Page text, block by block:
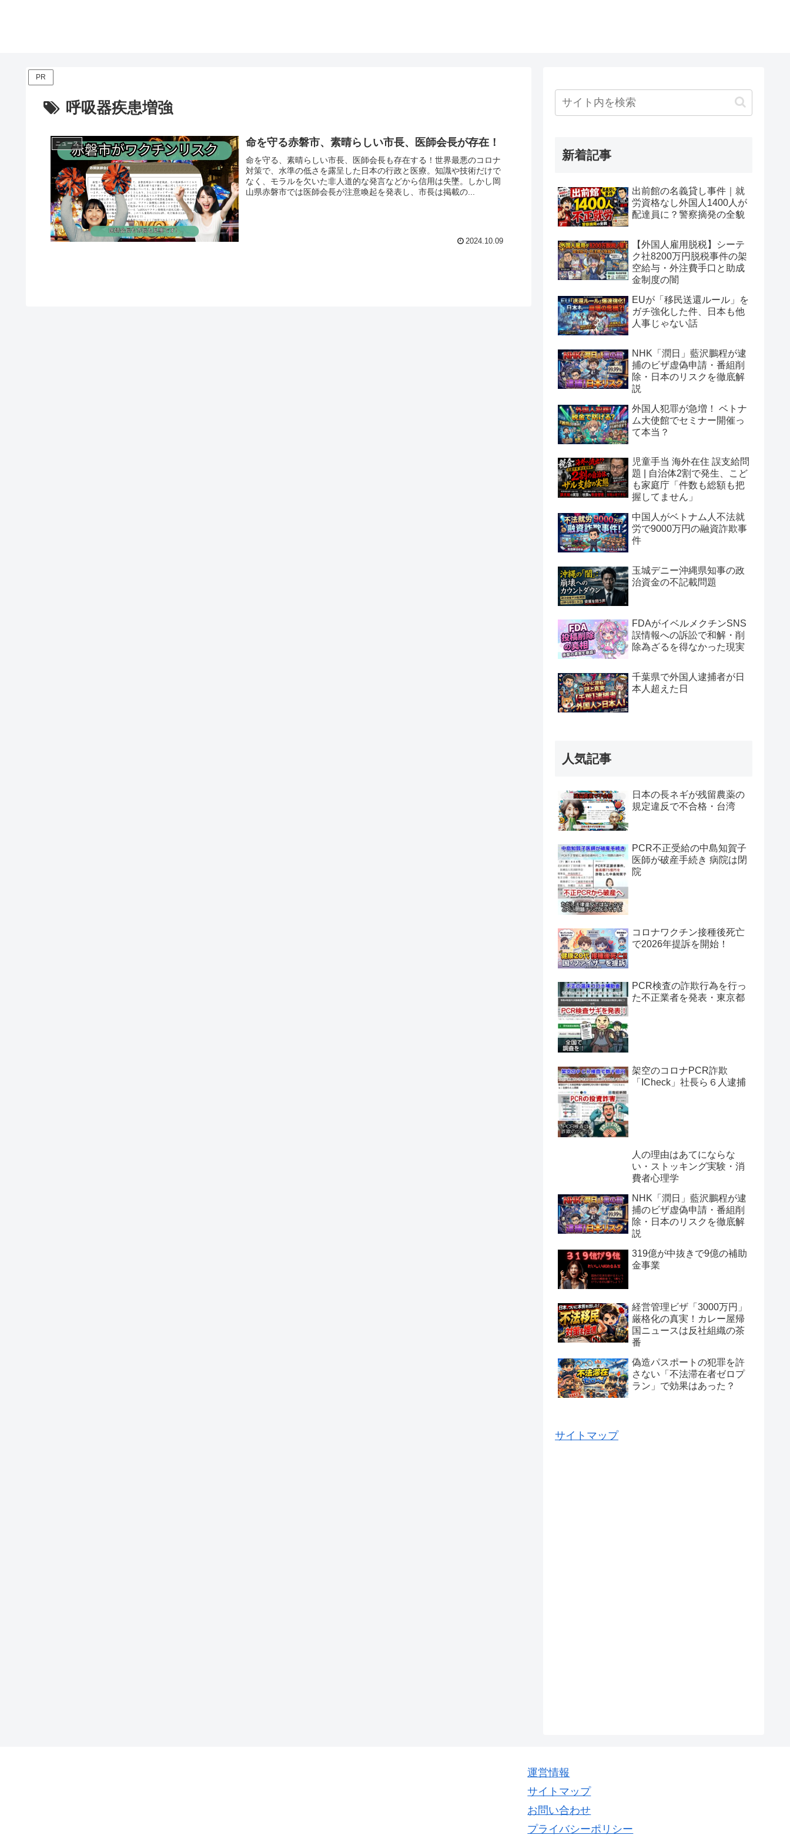
PR
呼吸器疾患増強
ニュース 命を守る赤磐市、素晴らしい市長、医師会長が存在！
命を守る、素晴らしい市長、医師会長も存在する！世界最悪のコロナ
対策で、水準の低さを露呈した日本の行政と医療。知識や技術だけで
なく、モラルを欠いた非人道的な発言などから信用は失墜。しかし岡
山県赤磐市では医師会長が注意喚起を発表し、市長は掲載の...
2024.10.09
新着記事
出前館の名義貸し事件｜就
労資格なし外国人1400人が
配達員に？警察摘発の全貌
【外国人雇用脱税】シーテ
ク社8200万円脱税事件の架
空給与・外注費手口と助成
金制度の闇
EUが「移民送還ルール」を
ガチ強化した件、日本も他
人事じゃない話
NHK「潤日」藍沢鵬程が逮
捕のビザ虚偽申請・番組削
除・日本のリスクを徹底解
説
外国人犯罪が急増！ ベトナ
ム大使館でセミナー開催っ
て本当？
児童手当 海外在住 誤支給問
題 | 自治体2割で発生、こど
も家庭庁「件数も総額も把
握してません」
中国人がベトナム人不法就
労で9000万円の融資詐欺事
件
玉城デニー沖縄県知事の政
治資金の不記載問題
FDAがイベルメクチンSNS
誤情報への訴訟で和解・削
除為ざるを得なかった現実
千葉県で外国人逮捕者が日
本人超えた日
人気記事
日本の長ネギが残留農薬の
規定違反で不合格・台湾
PCR不正受給の中島知賀子
医師が破産手続き 病院は閉
院
コロナワクチン接種後死亡
で2026年提訴を開始！
PCR検査の詐欺行為を行っ
た不正業者を発表・東京都
架空のコロナPCR詐欺
「ICheck」社長ら６人逮捕
人の理由はあてにならな
い・ストッキング実験・消
費者心理学
NHK「潤日」藍沢鵬程が逮
捕のビザ虚偽申請・番組削
除・日本のリスクを徹底解
説
319億が中抜きで9億の補助
金事業
経営管理ビザ「3000万円」
厳格化の真実！カレー屋帰
国ニュースは反社組織の茶
番
偽造パスポートの犯罪を許
さない「不法滞在者ゼロプ
ラン」で効果はあった？
サイトマップ
運営情報
サイトマップ
お問い合わせ
プライバシーポリシー